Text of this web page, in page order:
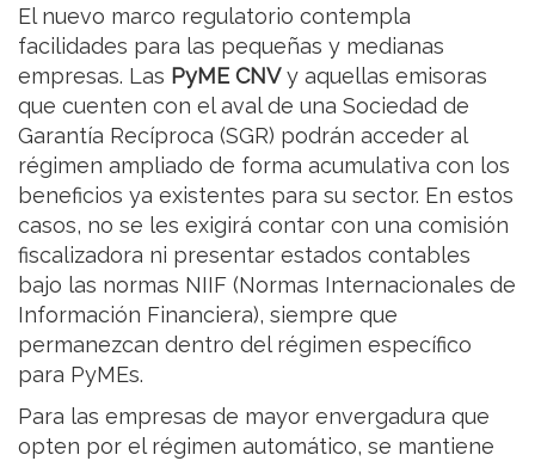
El nuevo marco regulatorio contempla
facilidades para las pequeñas y medianas
empresas. Las PyME CNVy aquellas emisoras
que cuenten con el aval de una Sociedad de
Garantía Recíproca (SGR) podrán acceder al
régimen ampliado de forma acumulativa con los
beneficios ya existentes para su sector. En estos
casos, no se les exigirá contar con una comisión
fiscalizadora ni presentar estados contables
bajo las normas NIIF (Normas Internacionales de
Información Financiera), siempre que
permanezcan dentro del régimen específico
para PyMEs.
Para las empresas de mayor envergadura que
opten por el régimen automático, se mantiene